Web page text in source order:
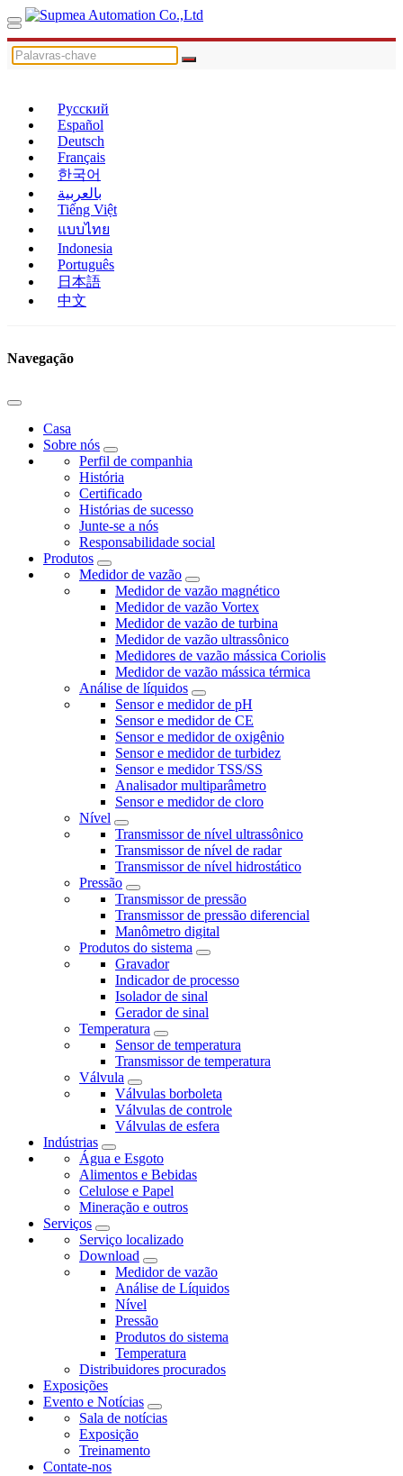
Русский
Español
Deutsch
Français
한국어
بالعربية
Tiếng Việt
แบบไทย
Indonesia
Português
日本語
中文
Navegação
Casa
Sobre nós
Perfil de companhia
História
Certificado
Histórias de sucesso
Junte-se a nós
Responsabilidade social
Produtos
Medidor de vazão
Medidor de vazão magnético
Medidor de vazão Vortex
Medidor de vazão de turbina
Medidor de vazão ultrassônico
Medidores de vazão mássica Coriolis
Medidor de vazão mássica térmica
Análise de líquidos
Sensor e medidor de pH
Sensor e medidor de CE
Sensor e medidor de oxigênio
Sensor e medidor de turbidez
Sensor e medidor TSS/SS
Analisador multiparâmetro
Sensor e medidor de cloro
Nível
Transmissor de nível ultrassônico
Transmissor de nível de radar
Transmissor de nível hidrostático
Pressão
Transmissor de pressão
Transmissor de pressão diferencial
Manômetro digital
Produtos do sistema
Gravador
Indicador de processo
Isolador de sinal
Gerador de sinal
Temperatura
Sensor de temperatura
Transmissor de temperatura
Válvula
Válvulas borboleta
Válvulas de controle
Válvulas de esfera
Indústrias
Água e Esgoto
Alimentos e Bebidas
Celulose e Papel
Mineração e outros
Serviços
Serviço localizado
Download
Medidor de vazão
Análise de Líquidos
Nível
Pressão
Produtos do sistema
Temperatura
Distribuidores procurados
Exposições
Evento e Notícias
Sala de notícias
Exposição
Treinamento
Contate-nos